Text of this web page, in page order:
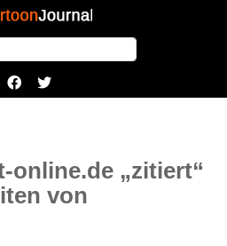
online.de „zitiert“
von